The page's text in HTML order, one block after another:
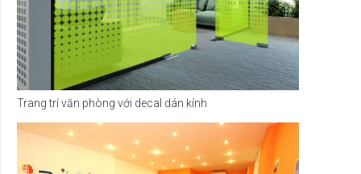
Trang trí văn phòng với decal dán kính